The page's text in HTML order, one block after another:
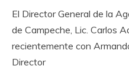
El Director General de la
de Campeche, Lic. Carlos
recientemente con
Director